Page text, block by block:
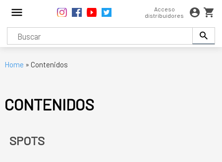
Acceso
distribuidores
Home » Contenidos
CONTENIDOS
SPOTS